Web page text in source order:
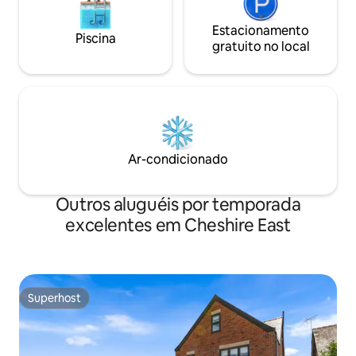
Piscina
Estacionamento
gratuito no local
Ar-condicionado
Outros aluguéis por temporada
excelentes em Cheshire East
Superhost
Superhost